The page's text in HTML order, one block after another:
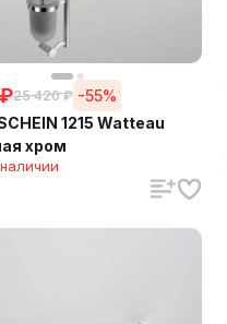
₽25 420 ₽ -55%
1215 Watteau
хром